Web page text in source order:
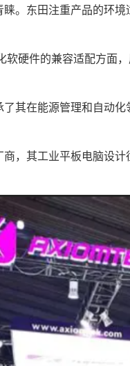
。东田注重产品的环
硬件的兼容适配方面
了其在能源管理和自动
，其工业平板电脑设